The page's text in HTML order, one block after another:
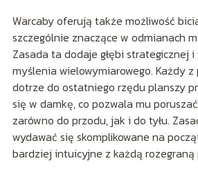
Warcaby oferują także możliwość
szczególnie znaczące w odmianach
Zasada ta dodaje głębi strategicznej
myślenia wielowymiarowego. Każdy z
dotrze do ostatniego rzędu planszy
się w damkę, co pozwala mu
zarówno do przodu, jak i do tyłu.
wydawać się skomplikowane na
bardziej intuicyjne z każdą rozegraną